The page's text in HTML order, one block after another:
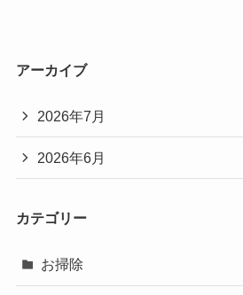
アーカイブ
2026年7月
2026年6月
カテゴリー
お掃除